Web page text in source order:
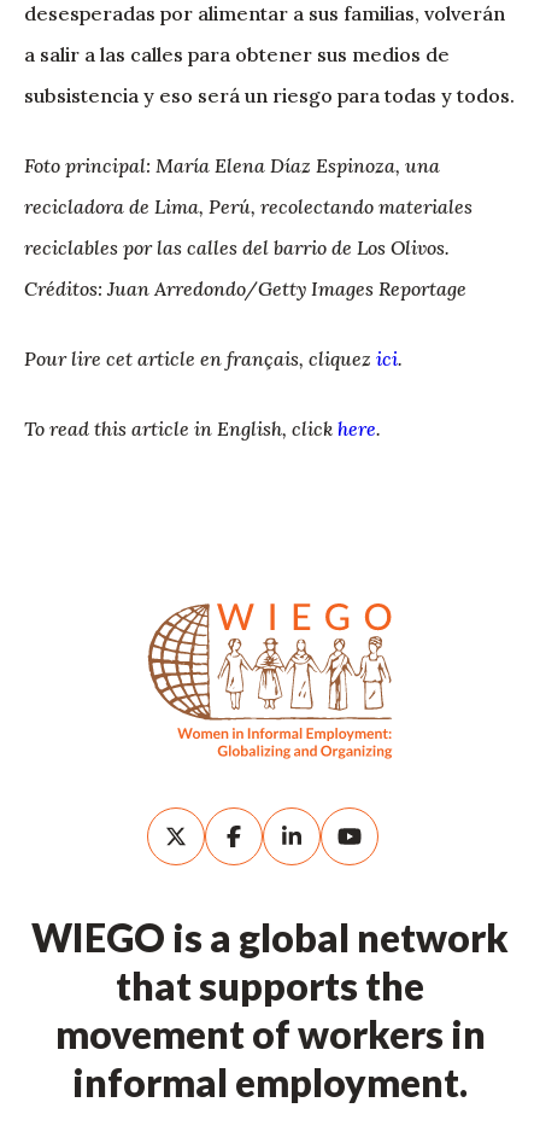
desesperadas por alimentar a sus familias, volverán
a salir a las calles para obtener sus medios de
subsistencia y eso será un riesgo para todas y todos.
Foto principal: María Elena Díaz Espinoza, una
recicladora de Lima, Perú, recolectando materiales
reciclables por las calles del barrio de Los Olivos.
Créditos: Juan Arredondo/Getty Images Reportage
Pour lire cet article en français, cliquez ici.
To read this article in English, click here.
WIEGO is a global network
that supports the
movement of workers in
informal employment.